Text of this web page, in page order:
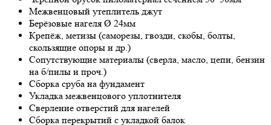
Межвенцовый утеплитель джут
Берёзовые нагеля Ø 24мм
Крепёж, метизы (саморезы, гвозди, скобы, болты,
скользящие опоры и др.)
Сопутствующие материалы (сверла, масло, цепи, бензин
на б/пилы и проч.)
Сборка сруба на фундамент
Укладка межвенцового уплотнителя
Сверление отверстий для нагелей
Сборка перекрытий с укладкой балок